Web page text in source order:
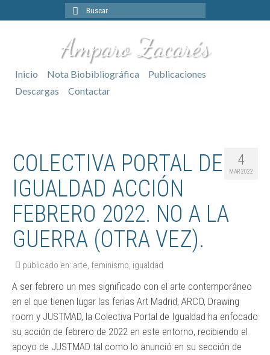
Buscar
Amparo Zacarés
Inicio Nota Biobibliográfica
Publicaciones
Descargas
Contactar
4
MAR 2022
COLECTIVA PORTAL DE
IGUALDAD ACCIÓN
FEBRERO 2022. NO A LA
GUERRA (OTRA VEZ).
publicado en: arte, feminismo, igualdad
A ser febrero un mes significado con el arte contemporáneo
en el que tienen lugar las ferias Art Madrid, ARCO, Drawing
room y JUSTMAD, la Colectiva Portal de Igualdad ha enfocado
su acción de febrero de 2022 en este entorno, recibiendo el
apoyo de JUSTMAD tal como lo anunció en su sección de